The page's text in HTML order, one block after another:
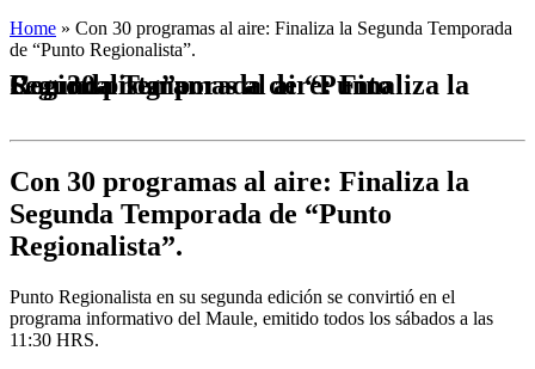
Home » Con 30 programas al aire: Finaliza la Segunda Temporada
de “Punto Regionalista”.
Con 30 programas al aire: Finaliza la Segunda Temporada de “Punto Regionalista”.
Con 30 programas al aire: Finaliza la
Segunda Temporada de “Punto
Regionalista”.
Punto Regionalista en su segunda edición se convirtió en el
programa informativo del Maule, emitido todos los sábados a las
11:30 HRS.